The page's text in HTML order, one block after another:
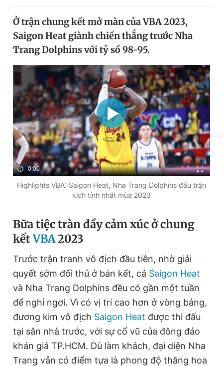
Video Magazine
Tiện ích Bạn cần biết
Thông tin tòa soạn Liên hệ quảng cáo
Đọc Thanh Niên trên điện thoại
Hotline
0906 645 777
Liên hệ quảng cáo
0908 780 404
Đặt báo Quảng cáo RSS Tòa soạn Chính sách bảo
Tổng biên tập: Nguyễn Ngọc Toàn
Phó tổng biên tập thường trực: Hải Thành
Phó tổng biên tập: Lâm Hiếu Dũng
Phó tổng biên tập: Trần Việt Hưng
Ở trận chung kết mở màn của VBA 2023,
Saigon Heat giành chiến thắng trước Nha
Trang Dolphins với tỷ số 98-95.
0:00
Highlights VBA: Saigon Heat, Nha Trang Dolphins đấu trận
kịch tính nhất mùa 2023
Bữa tiệc tràn đầy cảm xúc ở chung
kếtVBA2023
Trước trận tranh vô địch đầu tiên, nhờ giải
quyết sớm đối thủ ở bán kết, cả Saigon Heat
và Nha Trang Dolphins đều có gần một tuần
để nghỉ ngơi. Vì có vị trí cao hơn ở vòng bảng,
đương kim vô địch Saigon Heat được thi đấu
tại sân nhà trước, với sự cổ vũ của đông đảo
khán giả TP.HCM. Dù làm khách, đại diện Nha
Trang vẫn có điểm tựa là phong độ thăng hoa